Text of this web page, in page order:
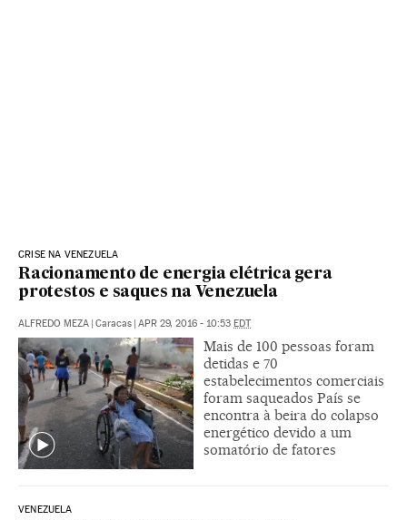
CRISE NA VENEZUELA
Racionamento de energia elétrica gera
protestos e saques na Venezuela
ALFREDO MEZA | Caracas | APR 29, 2016 - 10:53 EDT
Mais de 100 pessoas foram
detidas e 70
estabelecimentos comerciais
foram saqueados País se
encontra à beira do colapso
energético devido a um
somatório de fatores
VENEZUELA